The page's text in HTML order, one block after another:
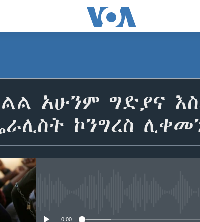
አሁንም ግድያና
ኮንግረስ
0:00